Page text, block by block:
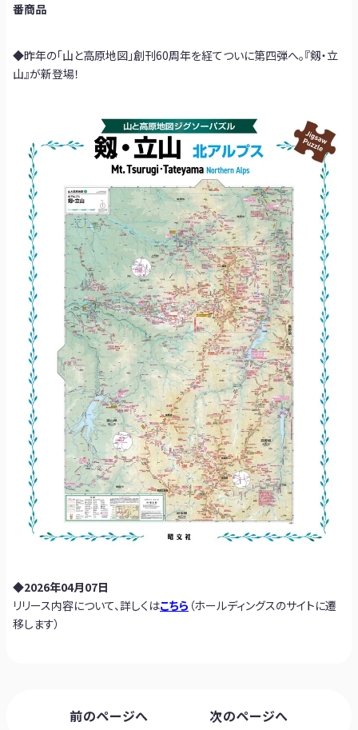
番商品
◆昨年の「山と高原地図」創刊60周年を経てついに第四弾へ。『剱・立
山』が新登場！
◆2026年04月07日
リリース内容について、詳しくはこちら （ホールディングスのサイトに遷
移します）
前のページへ 次のページへ